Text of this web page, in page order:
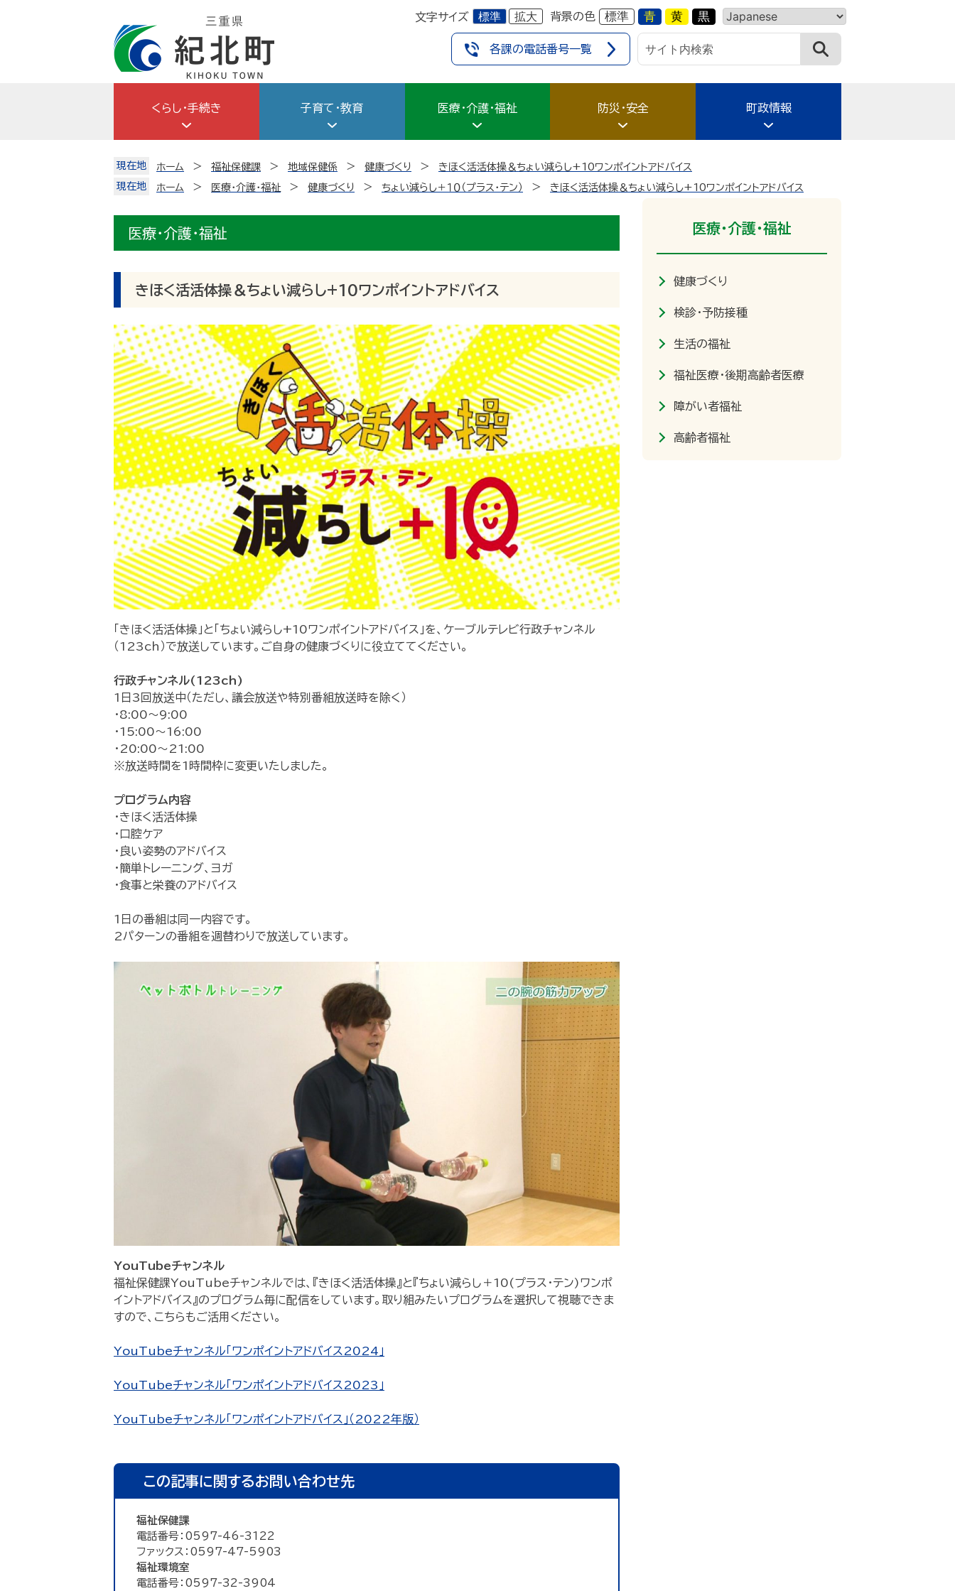
文字サイズ 標準 拡大 背景の色 標準 青 黄 黒
各課の電話番号一覧
くらし・手続き 子育て・教育 医療・介護・福祉 防災・安全 町政情報
現在地 ホーム 福祉保健課 地域保健係 健康づくり
きほく活活体操＆ちょい減らし+10ワンポイントアドバイス
現在地
ホーム 医療・介護・福祉 健康づくり ちょい減らし＋１０（プラス・テン） きほく活活体操＆ちょい減らし+10ワンポイントアドバイス
医療・介護・福祉
きほく活活体操＆ちょい減らし+10ワンポイントアドバイス
「きほく活活体操」と「ちょい減らし+10ワンポイントアドバイス」を、ケーブルテレビ行政チャンネル
（123ch）で放送しています。ご自身の健康づくりに役立ててください。
行政チャンネル(123ch)
1日3回放送中（ただし、議会放送や特別番組放送時を除く）
・8:00～9:00
・15:00～16:00
・20:00～21:00
※放送時間を1時間枠に変更いたしました。
プログラム内容
・きほく活活体操
・口腔ケア
・良い姿勢のアドバイス
・簡単トレーニング、ヨガ
・食事と栄養のアドバイス
1日の番組は同一内容です。
2パターンの番組を週替わりで放送しています。
YouTubeチャンネル
福祉保健課YouTubeチャンネルでは、『きほく活活体操』と『ちょい減らし＋10(プラス・テン)ワンポ
イントアドバイス』のプログラム毎に配信をしています。取り組みたいプログラムを選択して視聴できま
すので、こちらもご活用ください。
YouTubeチャンネル「ワンポイントアドバイス2024」
YouTubeチャンネル「ワンポイントアドバイス2023」
YouTubeチャンネル「ワンポイントアドバイス」（2022年版）
この記事に関するお問い合わせ先
福祉保健課
電話番号：0597-46-3122
ファックス：0597-47-5903
福祉環境室
電話番号：0597-32-3904
医療・介護・福祉
健康づくり
検診・予防接種
生活の福祉
福祉医療・後期高齢者医療
障がい者福祉
高齢者福祉